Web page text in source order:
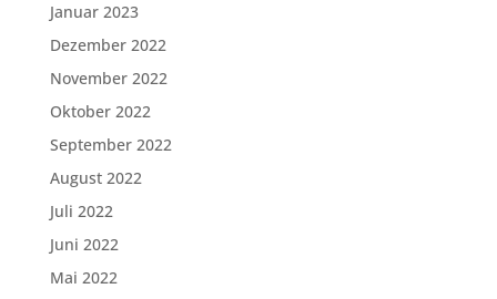
Januar 2023
Dezember 2022
November 2022
Oktober 2022
September 2022
August 2022
Juli 2022
Juni 2022
Mai 2022